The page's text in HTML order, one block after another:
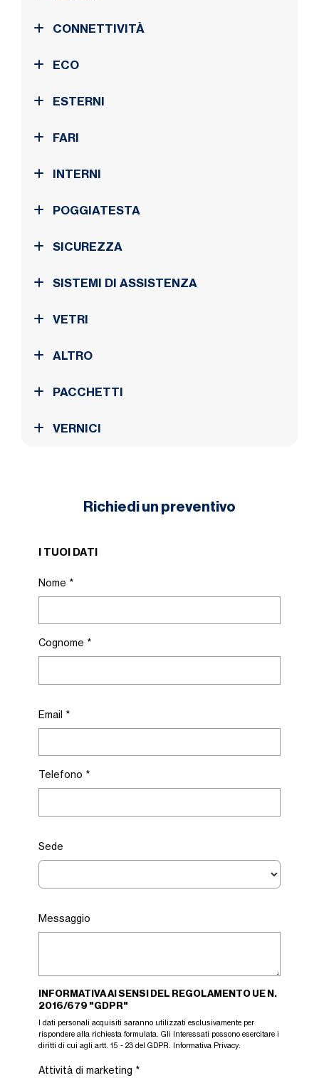
CONNETTIVITÀ
ECO
ESTERNI
FARI
INTERNI
POGGIATESTA
SICUREZZA
SISTEMI DI ASSISTENZA
VETRI
ALTRO
PACCHETTI
VERNICI
Richiedi un preventivo
I TUOI DATI
Nome *
Cognome *
Email *
Telefono *
Sede
Messaggio
INFORMATIVA AI SENSI DEL REGOLAMENTO UE N.
2016/679 "GDPR"
I dati personali acquisiti saranno utilizzati esclusivamente per
rispondere alla richiesta formulata. Gli Interessati possono esercitare i
diritti di cui agli artt. 15 - 23 del GDPR. Informativa Privacy.
Attività di marketing *